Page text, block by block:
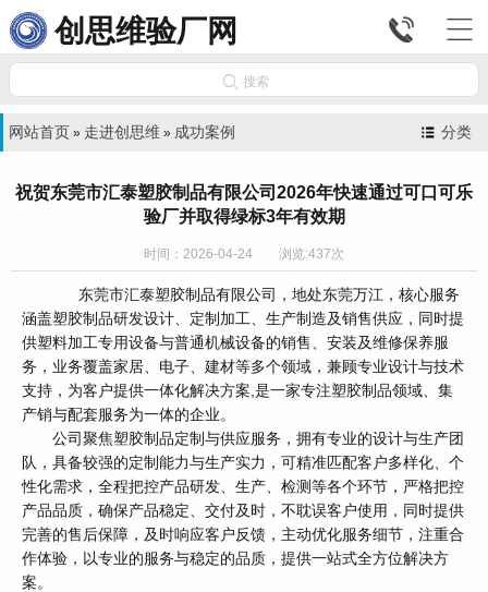
创思维验厂网 

 搜索
分类
网站首页 » 走进创思维 » 成功案例
祝贺东莞市汇泰塑胶制品有限公司2026年快速通过可口可乐
验厂并取得绿标3年有效期
时间：2026-04-24 浏览:437次
东莞市汇泰塑胶制品有限公司，地处东莞万江，核心服务
涵盖塑胶制品研发设计、定制加工、生产制造及销售供应，同时提
供塑料加工专用设备与普通机械设备的销售、安装及维修保养服
务，业务覆盖家居、电子、建材等多个领域，兼顾专业设计与技术
支持，为客户提供一体化解决方案,是一家专注塑胶制品领域、集
产销与配套服务为一体的企业。
公司聚焦塑胶制品定制与供应服务，拥有专业的设计与生产团
队，具备较强的定制能力与生产实力，可精准匹配客户多样化、个
性化需求，全程把控产品研发、生产、检测等各个环节，严格把控
产品品质，确保产品稳定、交付及时，不耽误客户使用，同时提供
完善的售后保障，及时响应客户反馈，主动优化服务细节，注重合
作体验，以专业的服务与稳定的品质，提供一站式全方位解决方
案。